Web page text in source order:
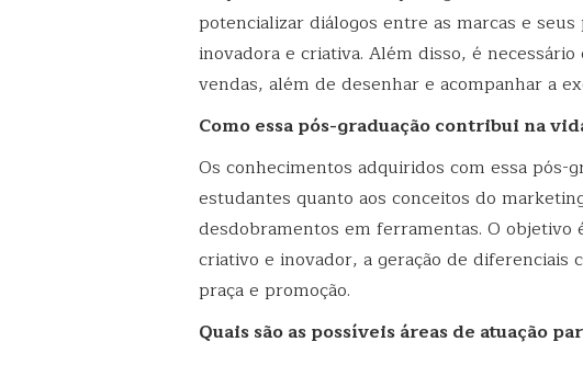
potencializar diálogos entre as marcas e
inovadora e criativa. Além disso, é
vendas, além de desenhar e acompanhar a
Como essa pós-graduação contribui na
Os conhecimentos adquiridos com essa pós-
estudantes quanto aos conceitos do
desdobramentos em ferramentas. O
criativo e inovador, a geração de
praça e promoção.
Quais são as possíveis áreas de atuação